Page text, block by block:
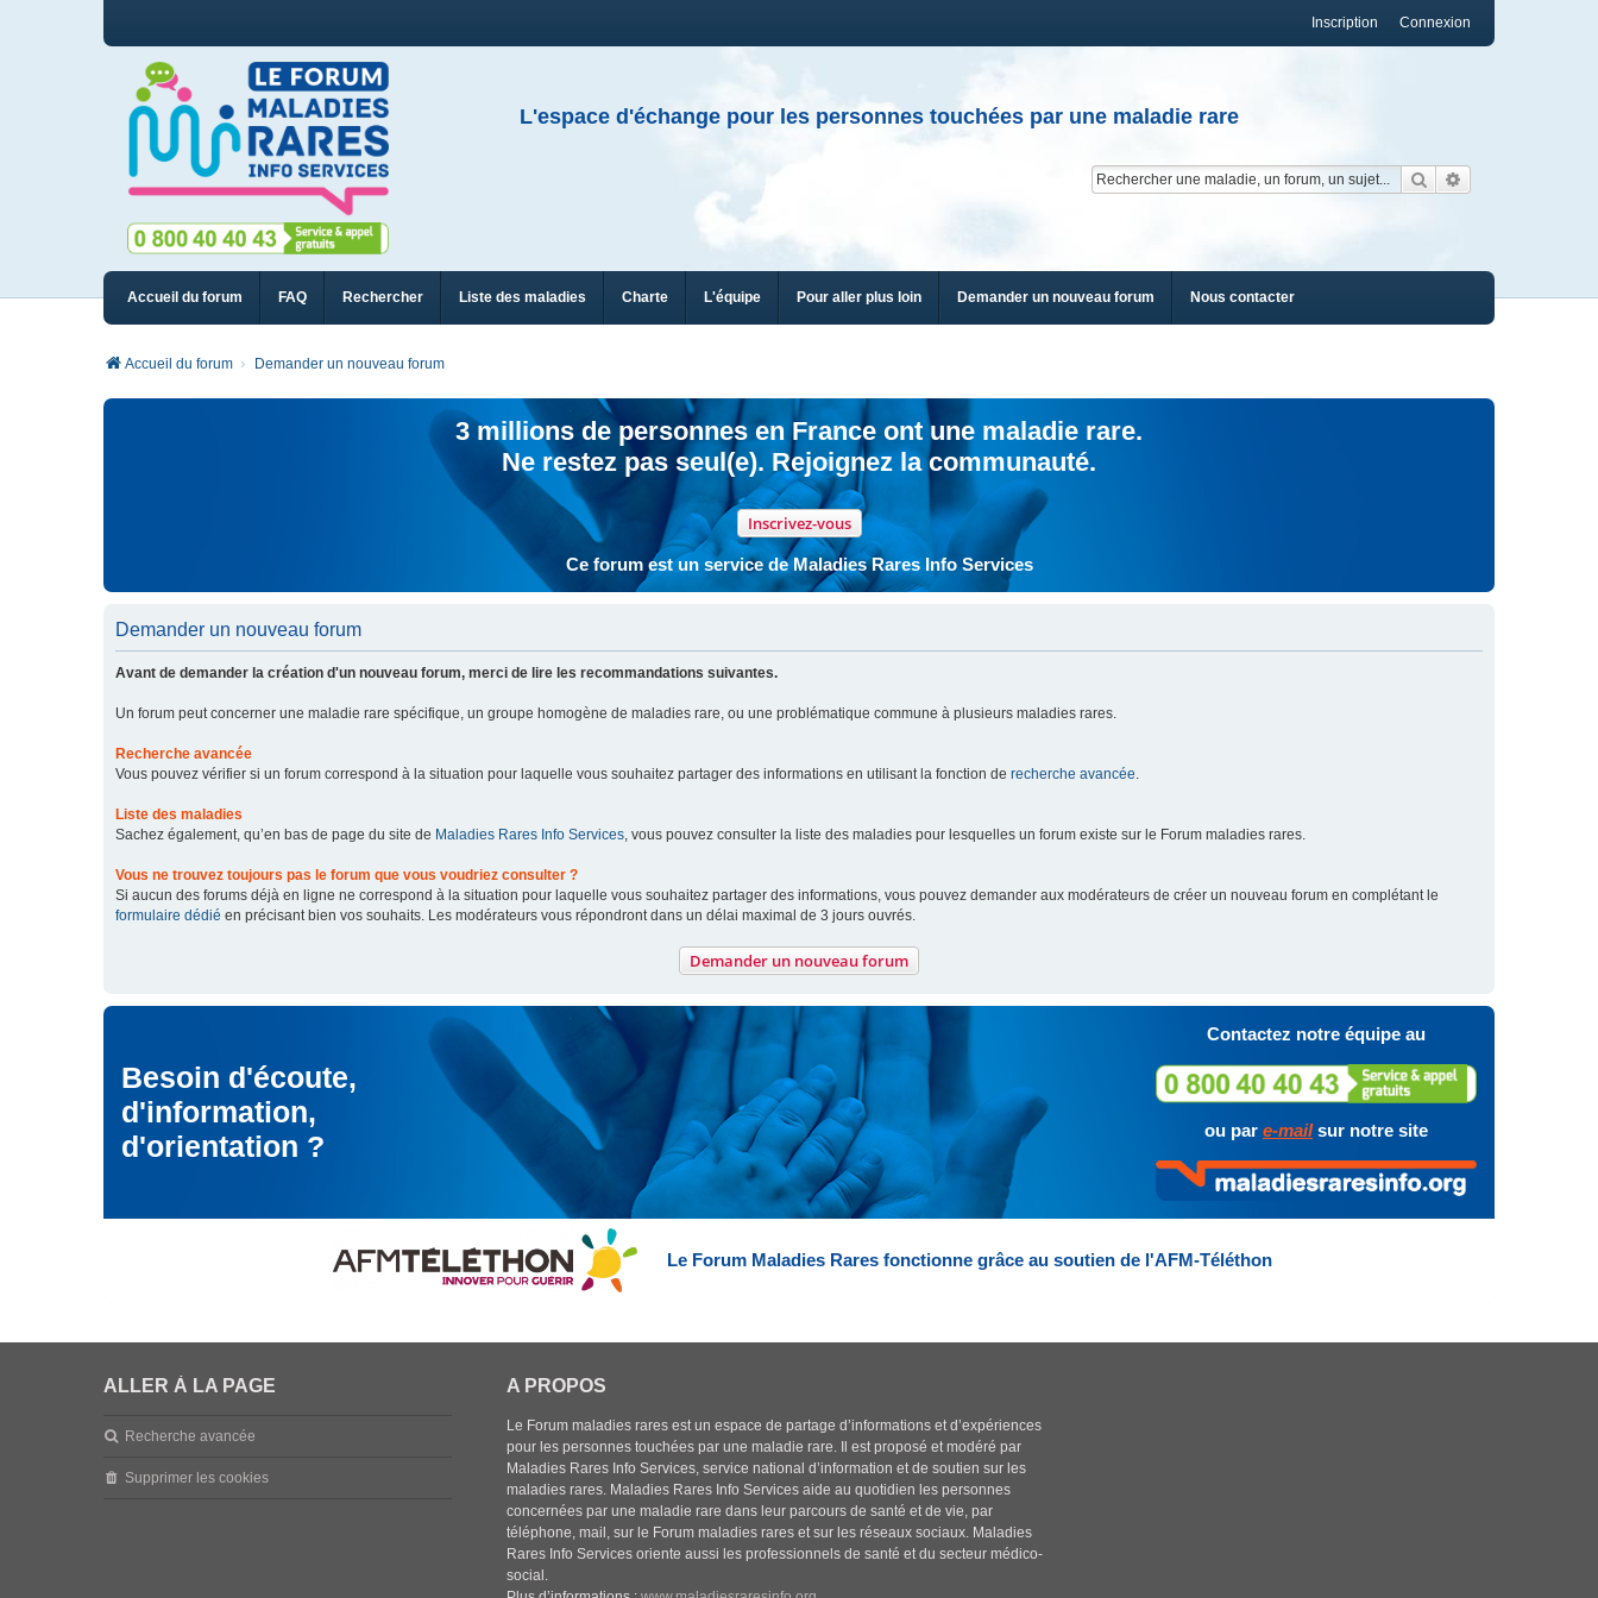
Connexion
Inscription
L'espace d'échange pour les personnes touchées par une maladie rare
Rechercher
Accueil du forum FAQ Rechercher Liste des maladies Charte L'équipe Pour aller plus loin Demander un nouveau forum Nous contacter
Accueil du forum Demander un nouveau forum
3 millions de personnes en France ont une maladie rare.
Ne restez pas seul(e). Rejoignez la communauté.
Inscrivez-vous
Ce forum est un service de Maladies Rares Info Services
Demander un nouveau forum
Avant de demander la création d'un nouveau forum, merci de lire les recommandations suivantes.
Un forum peut concerner une maladie rare spécifique, un groupe homogène de maladies rare, ou une problématique commune à plusieurs maladies rares.
Recherche avancée
Vous pouvez vérifier si un forum correspond à la situation pour laquelle vous souhaitez partager des informations en utilisant la fonction de recherche avancée.
Liste des maladies
Sachez également, qu’en bas de page du site de Maladies Rares Info Services, vous pouvez consulter la liste des maladies pour lesquelles un forum existe sur le Forum maladies rares.
Vous ne trouvez toujours pas le forum que vous voudriez consulter ?
Si aucun des forums déjà en ligne ne correspond à la situation pour laquelle vous souhaitez partager des informations, vous pouvez demander aux modérateurs de créer un nouveau forum en complétant le
formulaire dédié en précisant bien vos souhaits. Les modérateurs vous répondront dans un délai maximal de 3 jours ouvrés.
Demander un nouveau forum
Besoin d'écoute,
d'information,
d'orientation ?
Contactez notre équipe au
ou par e-mailsur notre site
Le Forum Maladies Rares fonctionne grâce au soutien de l'AFM-Téléthon
ALLER À LA PAGE
Recherche avancée
Supprimer les cookies
A PROPOS
Le Forum maladies rares est un espace de partage d’informations et d’expériences
pour les personnes touchées par une maladie rare. Il est proposé et modéré par
Maladies Rares Info Services, service national d’information et de soutien sur les
maladies rares. Maladies Rares Info Services aide au quotidien les personnes
concernées par une maladie rare dans leur parcours de santé et de vie, par
téléphone, mail, sur le Forum maladies rares et sur les réseaux sociaux. Maladies
Rares Info Services oriente aussi les professionnels de santé et du secteur médico-
social.